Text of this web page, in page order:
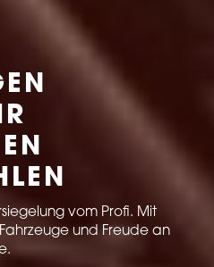
vom Profi. Mit
und Freude an